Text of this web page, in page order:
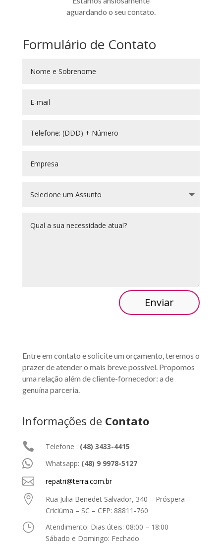
aguardando o seu contato.
Formulário de Contato
Enviar
Entre em contato e solicite um orçamento, teremos o
prazer de atender o mais breve possível. Propomos
uma relação além de cliente-fornecedor: a de
genuína parceria.
Informações de Contato
 Telefone : (48) 3433-4415
 Whatsapp: (48) 9 9978-5127
 repatri@terra.com.br

Rua Julia Benedet Salvador, 340 – Próspera –
Criciúma – SC – CEP: 88811-760
} Atendimento: Dias úteis: 08:00 – 18:00
Sábado e Domingo: Fechado